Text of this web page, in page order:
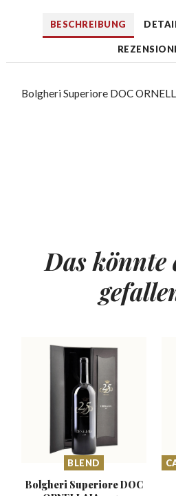
BESCHREIBUNG
Bolgheri Superiore DOC
Das
BLEND
Bolgheri SuperioreDOC